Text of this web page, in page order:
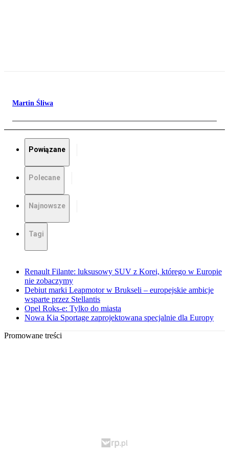
Martin Śliwa
Powiązane
Polecane
Najnowsze
Tagi
Renault Filante: luksusowy SUV z Korei, którego w Europie
nie zobaczymy
Debiut marki Leapmotor w Brukseli – europejskie ambicje
wsparte przez Stellantis
Opel Roks-e: Tylko do miasta
Nowa Kia Sportage zaprojektowana specjalnie dla Europy
Promowane treści